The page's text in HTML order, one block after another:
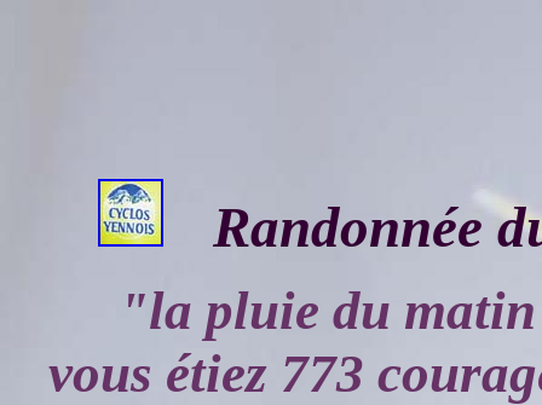
Randonnée
"la pluie du
vous étiez 773